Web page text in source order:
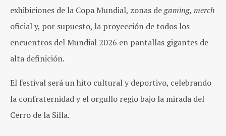
exhibiciones de la Copa Mundial, zonas degaming, merch
oficial y, por supuesto, la proyección de todos los
encuentros del Mundial 2026 en pantallas gigantes de
alta definición.
El festival será un hito cultural y deportivo, celebrando
la confraternidad y el orgullo regio bajo la mirada del
Cerro de la Silla.